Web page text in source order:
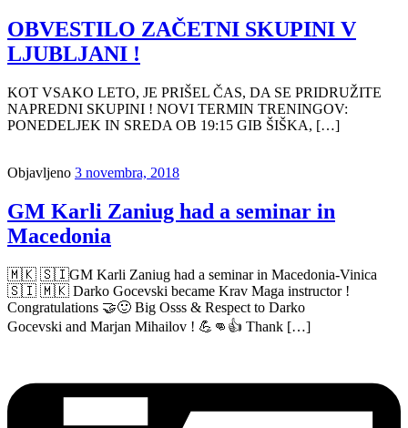
OBVESTILO ZAČETNI SKUPINI V
LJUBLJANI !
KOT VSAKO LETO, JE PRIŠEL ČAS, DA SE PRIDRUŽITE
NAPREDNI SKUPINI ! NOVI TERMIN TRENINGOV:
PONEDELJEK IN SREDA OB 19:15 GIB ŠIŠKA, […]
Objavljeno 3 novembra, 2018
️GM Karli Zaniug had a seminar in
Macedonia
🇲🇰 🇸🇮GM Karli Zaniug had a seminar in Macedonia-Vinica
🇸🇮 🇲🇰 Darko Gocevski became Krav Maga instructor !
Congratulations 🤝🙂 Big Osss & Respect to Darko
Gocevski and Marjan Mihailov ! 💪👊👍 Thank […]